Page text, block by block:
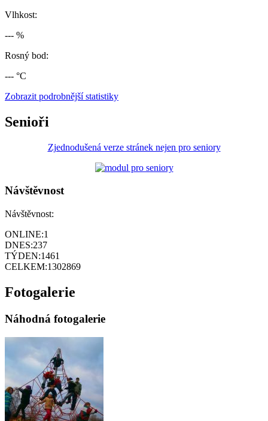
Vlhkost:
--- %
Rosný bod:
--- °C
Zobrazit podrobnější statistiky
Senioři
Zjednodušená verze stránek nejen pro seniory
Návštěvnost
Návštěvnost:
ONLINE:1
DNES:237
TÝDEN:1461
CELKEM:1302869
Fotogalerie
Náhodná fotogalerie